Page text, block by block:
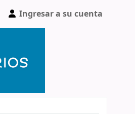
Ingresar a su cuenta